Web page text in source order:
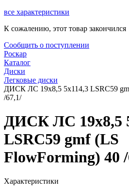
все характеристики
К сожалению, этот товар закончился
Сообщить о поступлении
Роскар
Каталог
Диски
Легковые диски
ДИСК ЛС 19x8,5 5x114,3 LSRC59
/67,1/
ДИСК ЛС 19x8,5
LSRC59 gmf (LS
FlowForming) 40
Характеристики